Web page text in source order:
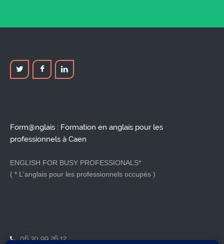
Form@nglais : Formation en anglais pour les
professionnels à Caen
ENGLISH FOR BUSY PROFESSIONALS*
( * L'anglais pour les professionnels occupés )
06 30 99 26 12